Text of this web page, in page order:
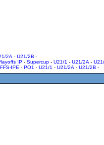
2A - U21/2B -
IP - Supercup - U21/1 - U21/2A -
IPE - PO1 - U21/1 - U21/2A - U21/2B -